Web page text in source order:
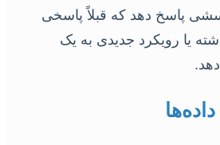
پاسخ دهد که قبلاً پاسخی
یا رویکرد جدیدی به یک